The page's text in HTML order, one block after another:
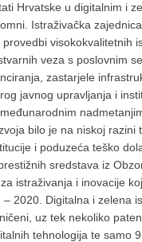
Hrvatske u digitalnim i
Istraživačka
visokokvalitetnih
veza s poslovnim
zastarjele
javnog upravljanja i
bilo je na niskoj razini
i poduzeća teško
sredstava iz
istraživanja i inovacije
– 2020. Digitalna i zelena
uz tek nekoliko
tehnologija te samo